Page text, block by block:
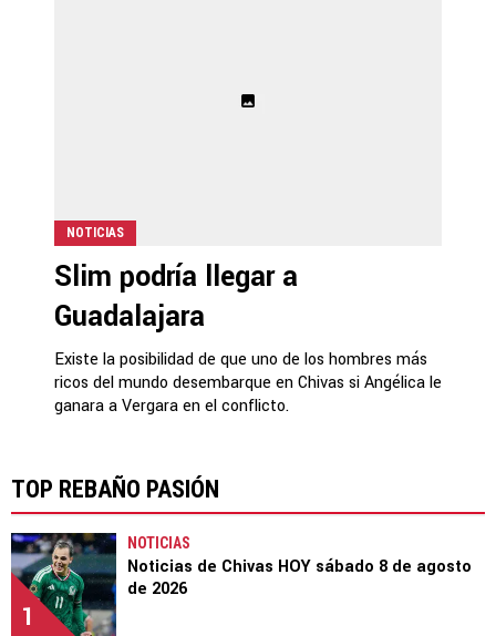
NOTICIAS
Slim podría llegar a
Guadalajara
Existe la posibilidad de que uno de los hombres más
ricos del mundo desembarque en Chivas si Angélica le
ganara a Vergara en el conflicto.
TOP REBAÑO PASIÓN
1
NOTICIAS
Noticias de Chivas HOY sábado 8 de agosto
de 2026